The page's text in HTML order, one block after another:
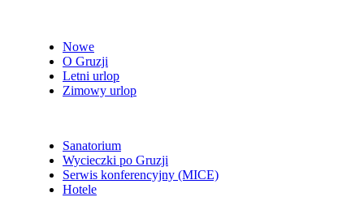
Nowe
O Gruzji
Letni urlop
Zimowy urlop
Sanatorium
Wycieczki po Gruzji
Serwis konferencyjny (MICE)
Hotele